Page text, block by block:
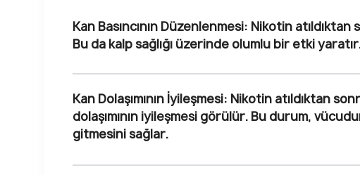
Kan Basıncının Düzenlenmesi: Nikotin atıldıktan
Bu da kalp sağlığı üzerinde olumlu bir etki
Kan Dolaşımının İyileşmesi: Nikotin atıldıktan
dolaşımının iyileşmesi görülür. Bu durum,
gitmesini sağlar.